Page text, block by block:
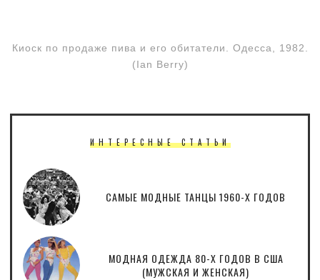
Киоск по продаже пива и его обитатели. Одесса, 1982.
(Ian Berry)
ИНТЕРЕСНЫЕ СТАТЬИ
САМЫЕ МОДНЫЕ ТАНЦЫ 1960-Х ГОДОВ
МОДНАЯ ОДЕЖДА 80-Х ГОДОВ В США
(МУЖСКАЯ И ЖЕНСКАЯ)